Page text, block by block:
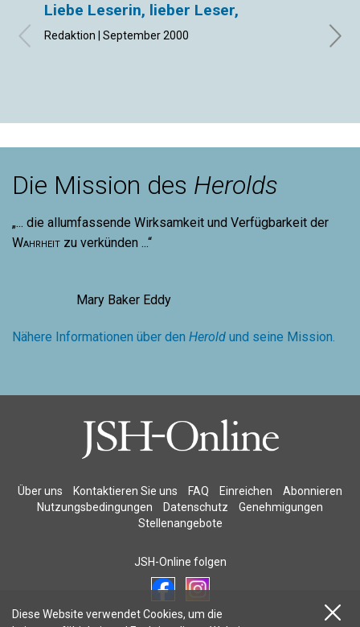
Liebe Leserin, lieber Leser,
Redaktion | September 2000
Die Mission des Herolds
„... die allumfassende Wirksamkeit und Verfügbarkeit der
Wahrheit zu verkünden ...“
Mary Baker Eddy
Nähere Informationen über den Herold und seine Mission.
Über uns Kontaktieren Sie uns FAQ Einreichen
Abonnieren
Nutzungsbedingungen
Datenschutz
Genehmigungen
Stellenangebote
JSH-Online folgen
Diese Website verwendet Cookies, um die